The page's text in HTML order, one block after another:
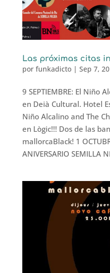
Las próximas citas
por funkadicto| Sep 7,
9 SEPTIEMBRE: El Niño
en Deià Cultural. Hotel
Niño Alcalino and The
en Lògic!!! Dos de las
mallorcaBlack! 1
ANIVERSARIO SEMILLA